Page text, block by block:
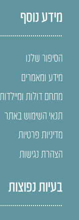
מידע נוסף
הסיפור שלנו
מידע ומאמרים
מתחם דולות ומיילדות
תנאי השימוש באתר
מדיניות פרטיות
הצהרת נגישות
בעיות נפוצות